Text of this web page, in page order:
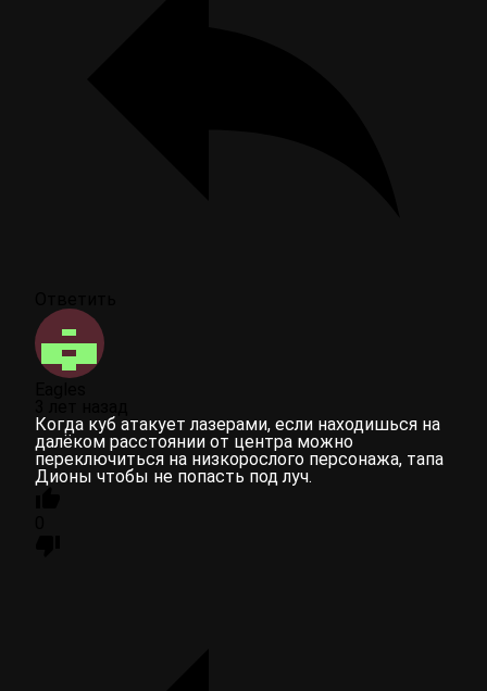
Когда куб атакует лазерами, если находишься на
далёком расстоянии от центра можно
переключиться на низкорослого персонажа, тапа
Дионы чтобы не попасть под луч.